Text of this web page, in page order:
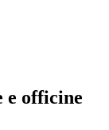
e officine